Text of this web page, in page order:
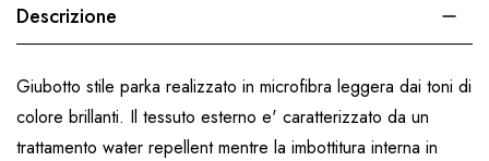
Descrizione
Giubotto stile parka realizzato in microfibra leggera dai toni di
colore brillanti. Il tessuto esterno e' caratterizzato da un
trattamento water repellent mentre la imbottitura interna in